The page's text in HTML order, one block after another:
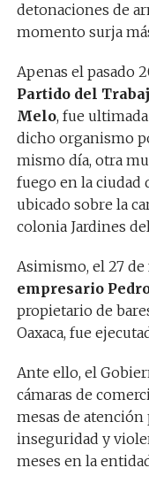
detonaciones de
momento surja
Apenas el pasado
Partido del
Melo, fue
dicho organismo
mismo día, otra
fuego en la ciudad
ubicado sobre la
colonia Jardines
Asimismo, el 27
empresario
propietario de
Oaxaca, fue
Ante ello, el
cámaras de
mesas de
inseguridad y
meses en la